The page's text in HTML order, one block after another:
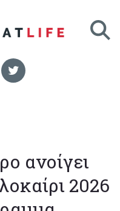
ανοίγει
2026